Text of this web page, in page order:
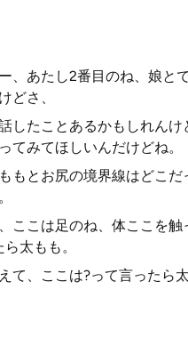
、あたし2番目のね、娘と
どさ、
したことあるかもしれんけ
てみてほしいんだけどね。
もとお尻の境界線はどこだ
ここは足のね、体ここを触
太もも。
て、ここは?って言ったら太